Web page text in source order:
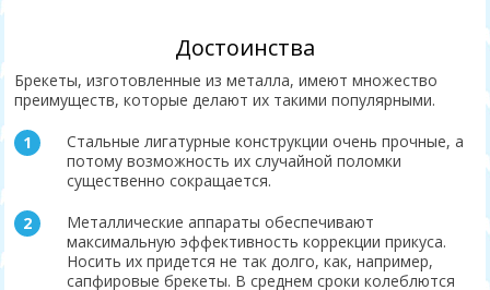
Достоинства
Брекеты, изготовленные из металла, имеют множество
преимуществ, которые делают их такими популярными.
Стальные лигатурные конструкции очень прочные, а
потому возможность их случайной поломки
существенно сокращается.
Металлические аппараты обеспечивают
максимальную эффективность коррекции прикуса.
Носить их придется не так долго, как, например,
сапфировые брекеты. В среднем сроки колеблются